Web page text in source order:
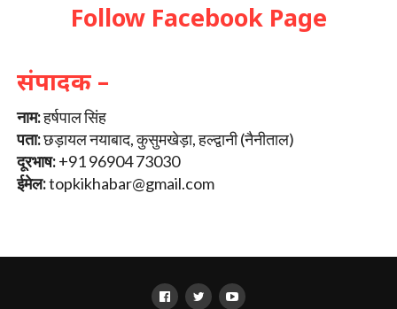
Follow Facebook Page
संपादक –
नाम:हर्षपाल सिंह
पता:छड़ायल नयाबाद, कुसुमखेड़ा, हल्द्वानी (नैनीताल)
दूरभाष:+91 96904 73030
ईमेल:topkikhabar@gmail.com